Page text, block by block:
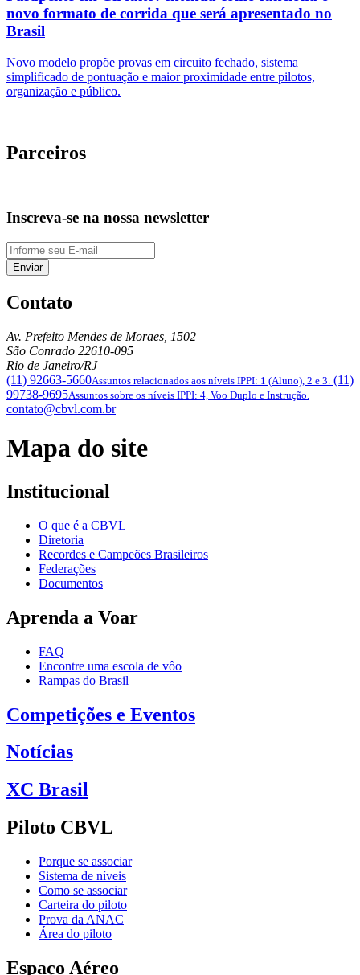
novo formato de corrida que será apresentado no
Brasil
Novo modelo propõe provas em circuito fechado, sistema
simplificado de pontuação e maior proximidade entre pilotos,
organização e público.
Parceiros
Inscreva-se na nossa newsletter
Enviar
Contato
Av. Prefeito Mendes de Moraes, 1502
São Conrado 22610-095
Rio de Janeiro/RJ
(11) 92663-5660Assuntos relacionados aos níveis IPPI: 1 (Aluno), 2 e 3. (11)
99738-9695Assuntos sobre os níveis IPPI: 4, Voo Duplo e Instrução.
contato@cbvl.com.br
Mapa do site
Institucional
O que é a CBVL
Diretoria
Recordes e Campeões Brasileiros
Federações
Documentos
Aprenda a Voar
FAQ
Encontre uma escola de vôo
Rampas do Brasil
Competições e Eventos
Notícias
XC Brasil
Piloto CBVL
Porque se associar
Sistema de níveis
Como se associar
Carteira do piloto
Prova da ANAC
Área do piloto
Espaço Aéreo